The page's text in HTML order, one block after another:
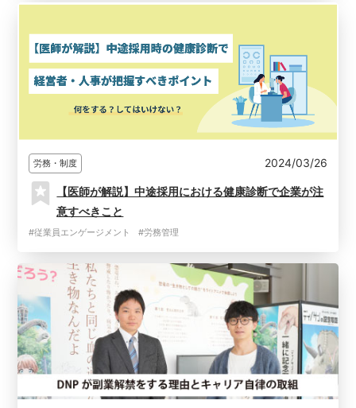
労務・制度 2024/03/26
【医師が解説】中途採用における健康診断で企業が注
意すべきこと
#従業員エンゲージメント #労務管理